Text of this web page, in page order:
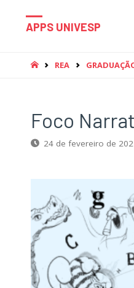
APPS UNIVESP
HOME
REA
Foco
24 de fevereiro de